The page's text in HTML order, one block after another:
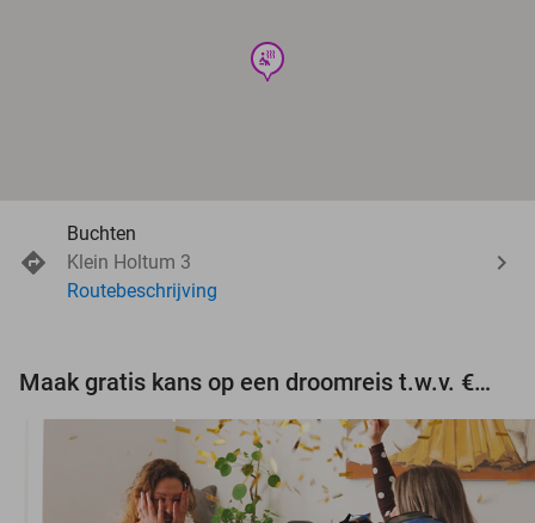
wellness
Buchten
Klein Holtum 3
Routebeschrijving
Maak gratis kans op een droomreis t.w.v. €3.000!